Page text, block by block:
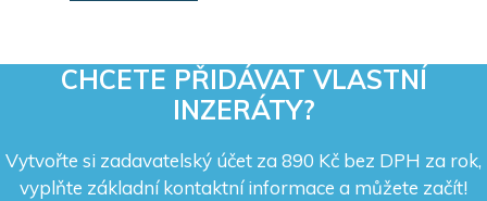
CHCETE PŘIDÁVAT VLASTNÍ
INZERÁTY?
Vytvořte si zadavatelský účet za 890 Kč bez DPH za rok,
vyplňte základní kontaktní informace a můžete začít!